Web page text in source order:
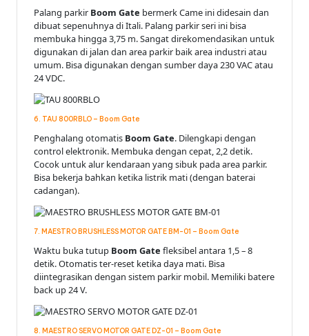
Palang parkir Boom Gate bermerk Came ini didesain dan
dibuat sepenuhnya di Itali. Palang parkir seri ini bisa
membuka hingga 3,75 m. Sangat direkomendasikan untuk
digunakan di jalan dan area parkir baik area industri atau
umum. Bisa digunakan dengan sumber daya 230 VAC atau
24 VDC.
6. TAU 800RBLO – Boom Gate
Penghalang otomatis Boom Gate. Dilengkapi dengan
control elektronik. Membuka dengan cepat, 2,2 detik.
Cocok untuk alur kendaraan yang sibuk pada area parkir.
Bisa bekerja bahkan ketika listrik mati (dengan baterai
cadangan).
7. MAESTRO BRUSHLESS MOTOR GATE BM-01 – Boom Gate
Waktu buka tutup Boom Gate fleksibel antara 1,5 – 8
detik. Otomatis ter-reset ketika daya mati. Bisa
diintegrasikan dengan sistem parkir mobil. Memiliki batere
back up 24 V.
8. MAESTRO SERVO MOTOR GATE DZ-01 – Boom Gate